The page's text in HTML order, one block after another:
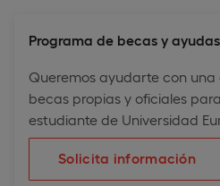
Programa de becas y ayudas
Queremos ayudarte con
becas propias y oficiales
estudiante de Universidad
Solicita información